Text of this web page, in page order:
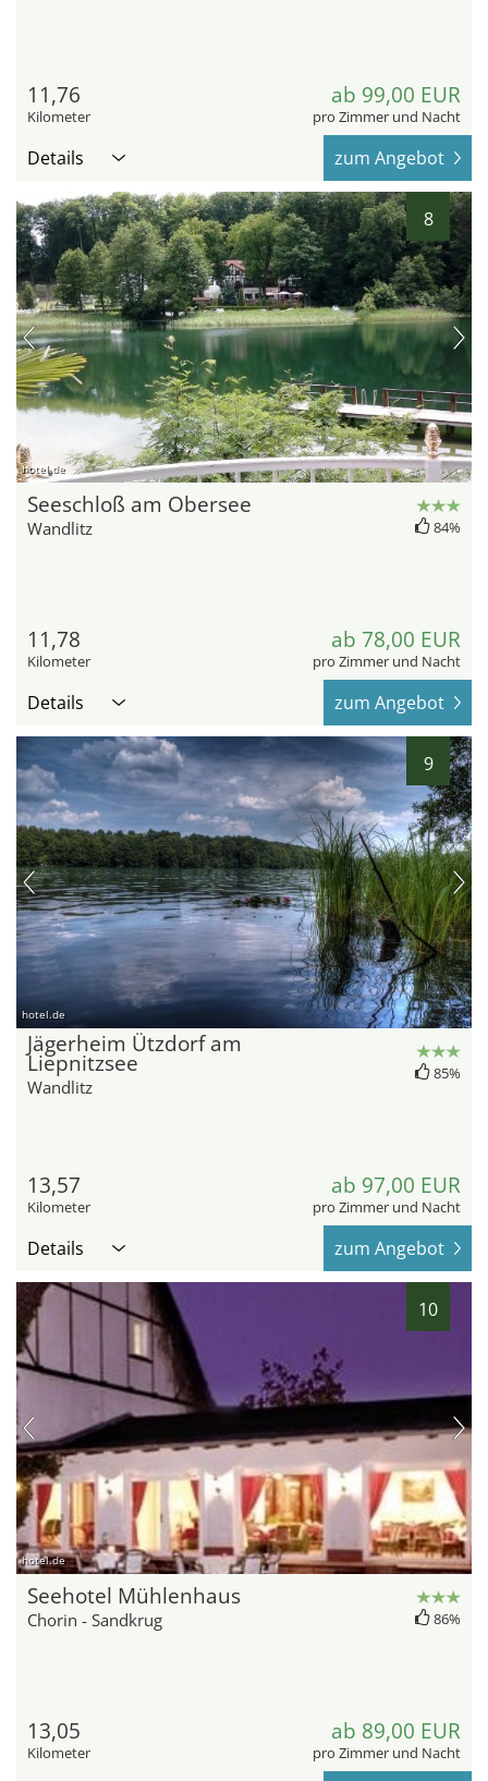
11,76
Kilometer
ab 99,00 EUR
pro Zimmer und Nacht
Details zum Angebot
8
hotel.de
Seeschloß am Obersee
Wandlitz 84%
11,78
Kilometer
ab 78,00 EUR
pro Zimmer und Nacht
Details zum Angebot
9
hotel.de
Jägerheim Ützdorf am
Liepnitzsee
Wandlitz
85%
13,57
Kilometer
ab 97,00 EUR
pro Zimmer und Nacht
Details zum Angebot
10
hotel.de
Seehotel Mühlenhaus
Chorin - Sandkrug 86%
13,05
Kilometer
ab 89,00 EUR
pro Zimmer und Nacht